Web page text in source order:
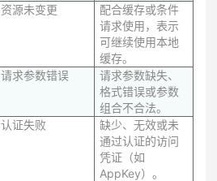
资源未变更
配合缓存或条件
请求使用，表示
可继续使用本地
缓存。
请求参数错误
请求参数缺失、
格式错误或参数
组合不合法。
认证失败
缺少、无效或未
通过认证的访问
凭证（如
AppKey）。